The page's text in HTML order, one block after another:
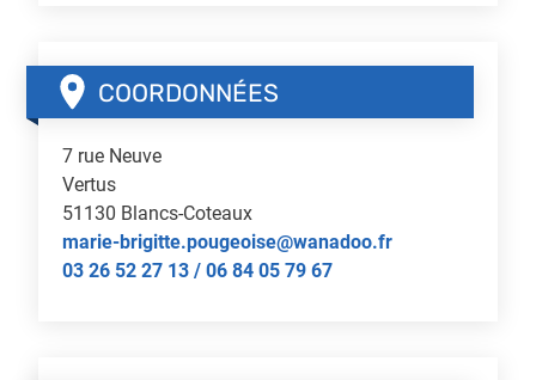
COORDONNÉES
7 rue Neuve
Vertus
51130 Blancs-Coteaux
marie-brigitte.pougeoise@wanadoo.fr
03 26 52 27 13 / 06 84 05 79 67